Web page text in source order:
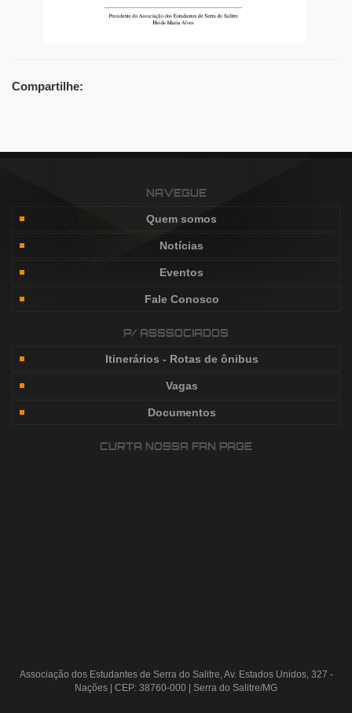
Compartilhe:
NAVEGUE
Quem somos
Notícias
Eventos
Fale Conosco
P/ ASSSOCIADOS
Itinerários - Rotas de ônibus
Vagas
Documentos
CURTA NOSSA FAN PAGE
Associação dos Estudantes de Serra do Salitre, Av. Estados Unidos, 327 -
Nações | CEP: 38760-000 | Serra do Salitre/MG